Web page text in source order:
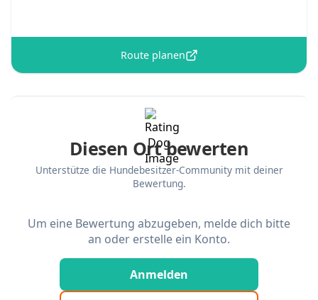
Route planen
Diesen Ort bewerten
Unterstütze die Hundebesitzer-Community mit deiner
Bewertung.
Um eine Bewertung abzugeben, melde dich bitte
an oder erstelle ein Konto.
Anmelden